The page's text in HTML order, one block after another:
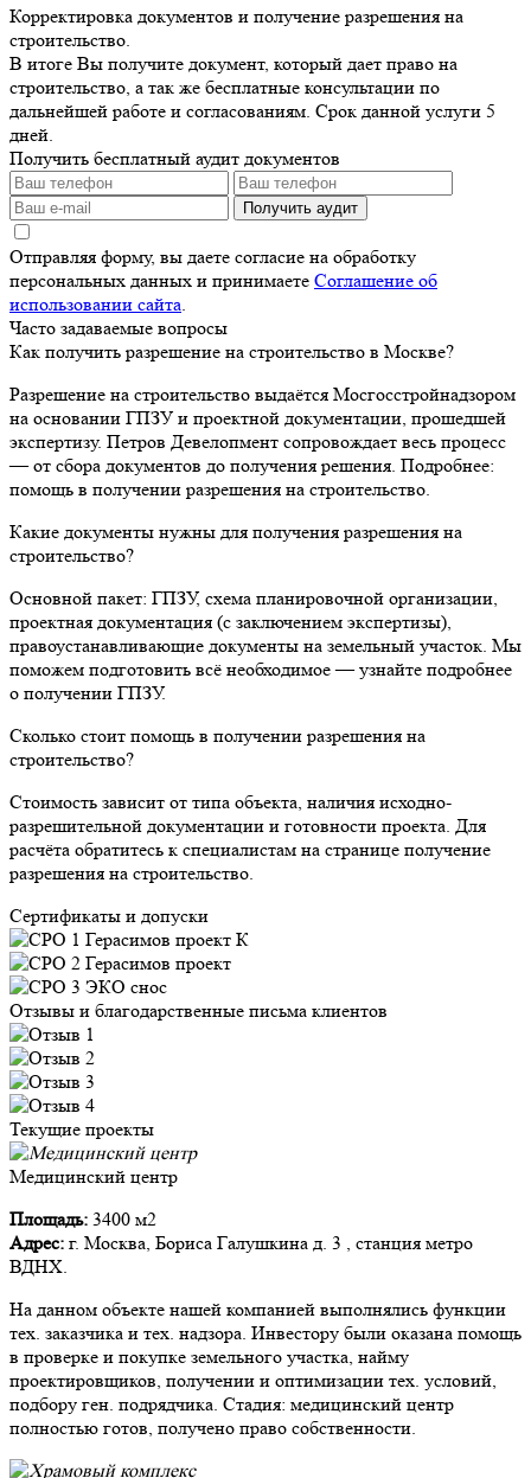
Корректировка документов и получение разрешения на
строительство.
В итоге Вы получите документ, который дает право на
строительство, а так же бесплатные консультации по
дальнейшей работе и согласованиям. Срок данной услуги 5
дней.
Получить бесплатный аудит документов
Получить аудит
Отправляя форму, вы даете согласие на обработку
персональных данных и принимаете Соглашение об
использовании сайта.
Часто задаваемые вопросы
Как получить разрешение на строительство в Москве?
Разрешение на строительство выдаётся Мосгосстройнадзором
на основании ГПЗУ и проектной документации, прошедшей
экспертизу. Петров Девелопмент сопровождает весь процесс
— от сбора документов до получения решения. Подробнее:
помощь в получении разрешения на строительство.
Какие документы нужны для получения разрешения на
строительство?
Основной пакет: ГПЗУ, схема планировочной организации,
проектная документация (с заключением экспертизы),
правоустанавливающие документы на земельный участок. Мы
поможем подготовить всё необходимое — узнайте подробнее
о получении ГПЗУ.
Сколько стоит помощь в получении разрешения на
строительство?
Стоимость зависит от типа объекта, наличия исходно-
разрешительной документации и готовности проекта. Для
расчёта обратитесь к специалистам на странице получение
разрешения на строительство.
Сертификаты и допуски
Отзывы и благодарственные письма клиентов
Текущие проекты
Медицинский центр
Площадь: 3400 м2
Адрес: г. Москва, Бориса Галушкина д. 3 , станция метро
ВДНХ.
На данном объекте нашей компанией выполнялись функции
тех. заказчика и тех. надзора. Инвестору были оказана помощь
в проверке и покупке земельного участка, найму
проектировщиков, получении и оптимизации тех. условий,
подбору ген. подрядчика. Стадия: медицинский центр
полностью готов, получено право собственности.